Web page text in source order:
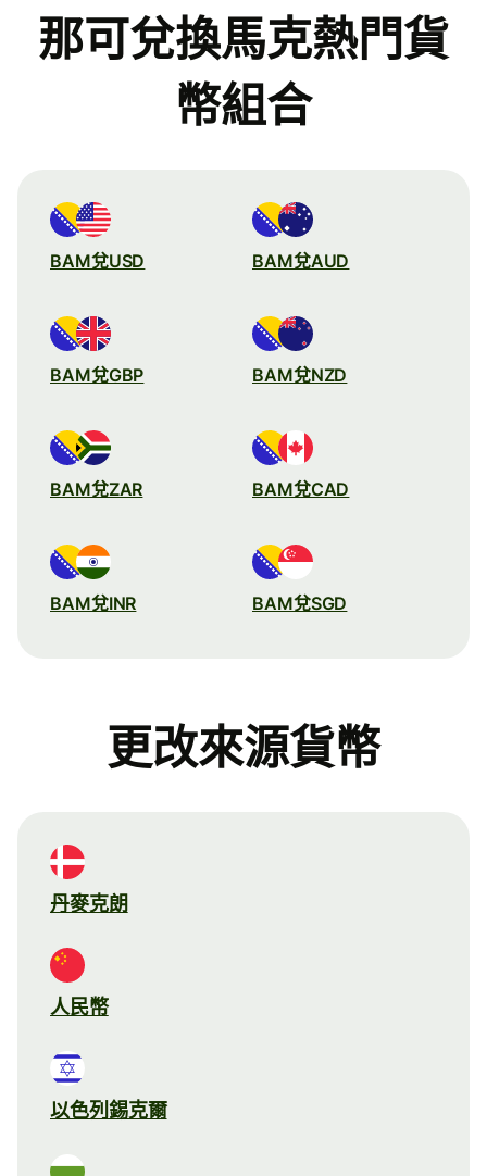
那可兌換馬克熱門貨
幣組合
BAM兌USD BAM兌AUD
BAM兌GBP BAM兌NZD
BAM兌ZAR BAM兌CAD
BAM兌INR BAM兌SGD
更改來源貨幣
丹麥克朗
人民幣
以色列錫克爾